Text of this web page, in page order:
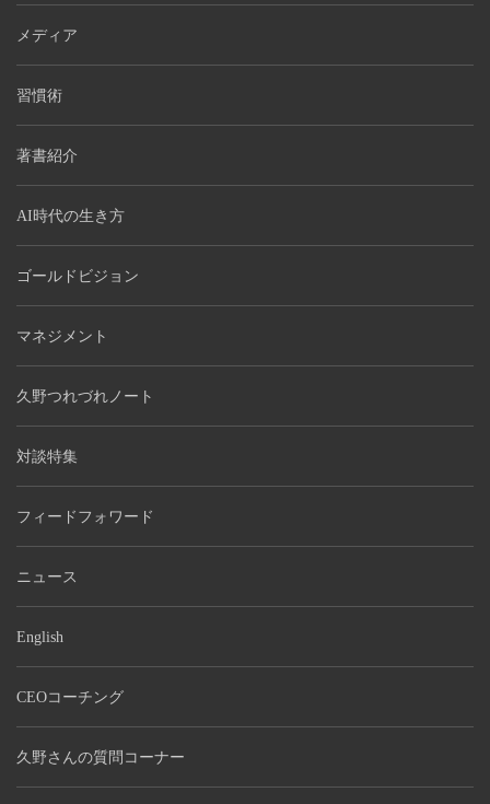
メディア
習慣術
著書紹介
AI時代の生き方
ゴールドビジョン
マネジメント
久野つれづれノート
対談特集
フィードフォワード
ニュース
English
CEOコーチング
久野さんの質問コーナー